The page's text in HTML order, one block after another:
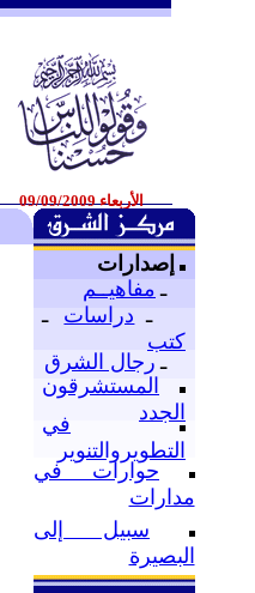
الأربعاء 09/09/2009
إصدارات
ـ مفاهيــم
ـ دراسات
ـ
كتب
ـ رجال الشرق
المستشرقون
الجدد
في
التطويروالتنوير
حوارات في
مدارات
سبيل إلى
البصيرة